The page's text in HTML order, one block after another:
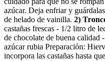
azúcar. Deja enfriar y
de helado de vainilla. 2)
castañas frescas - 1/2 litro de
de chocolate de buena calidad
azúcar rubia Preparación:
incorpora las castañas hasta